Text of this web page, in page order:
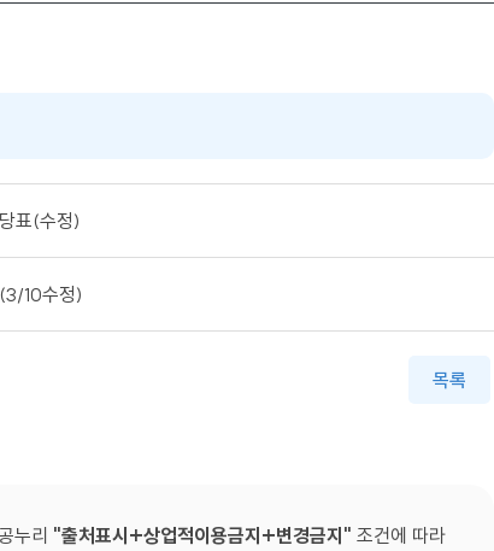
표(수정)
10수정)
목록
누리 출처표시+상업적이용금지+변경금지
조건에 따라